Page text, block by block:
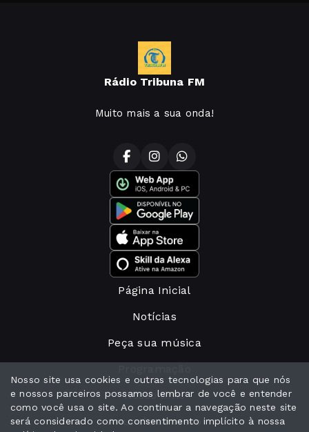
Rádio Tribuna FM
Muito mais a sua onda!
Página Inicial
Notícias
Peça sua música
Nosso time
Anuncie conosco
Nosso site usa cookies e outras tecnologias para que nós
e nossos parceiros possamos lembrar de você e entender
como você usa o site. Ao continuar a navegação neste site
será considerado como consentimento implícito à nossa